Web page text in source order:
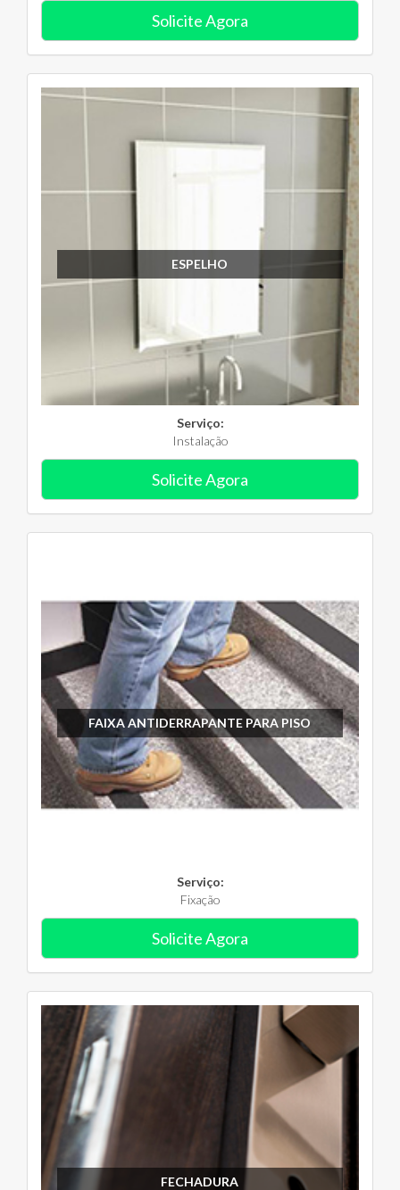
Solicite Agora
ESPELHO
Serviço:
Instalação
Solicite Agora
FAIXA ANTIDERRAPANTE PARA PISO
Serviço:
Fixação
Solicite Agora
FECHADURA